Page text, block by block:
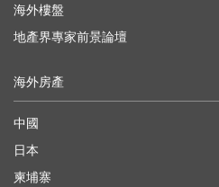
海外樓盤
地產界專家前景論壇
海外房產
中國
日本
柬埔寨